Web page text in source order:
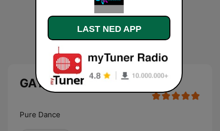
GAYFM
Pure Dance
LAST NED APP